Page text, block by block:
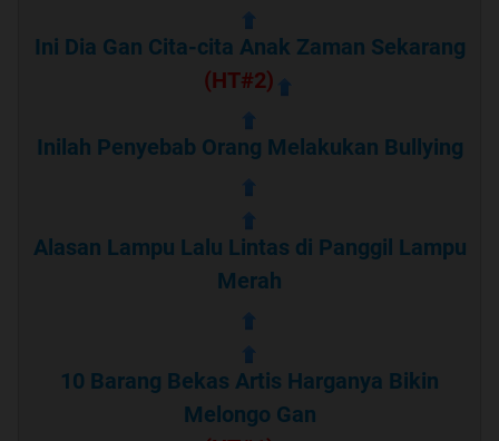
Ini Dia Gan Cita-cita Anak Zaman Sekarang
(HT#2)
Inilah Penyebab Orang Melakukan Bullying
Alasan Lampu Lalu Lintas di Panggil Lampu
Merah
10 Barang Bekas Artis Harganya Bikin
Melongo Gan